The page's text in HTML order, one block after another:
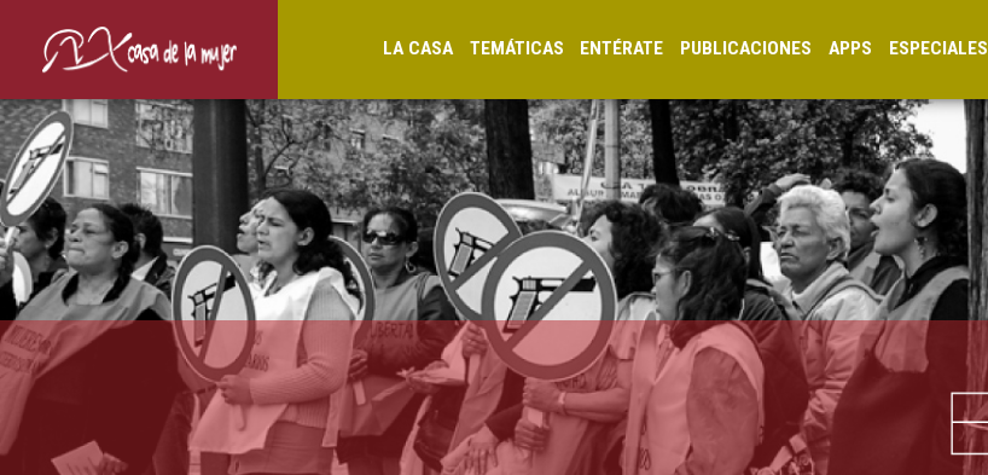
LA CASA TEMÁTICAS ENTÉRATE PUBLICACIONES APPS ESPECIALES